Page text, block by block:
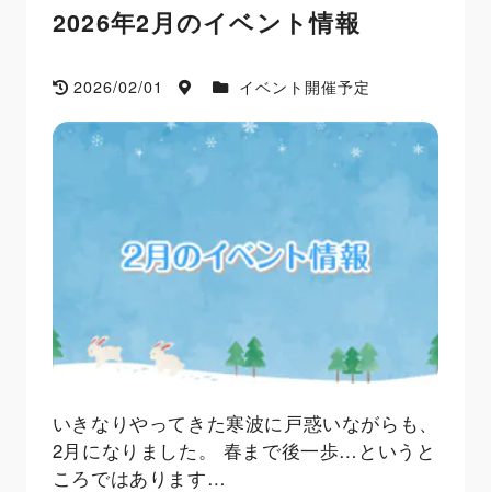
2026年2月のイベント情報
2026/02/01 イベント開催予定
いきなりやってきた寒波に戸惑いながらも、
2月になりました。 春まで後一歩…というと
ころではあります…